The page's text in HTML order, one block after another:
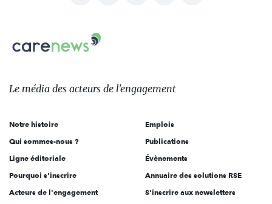
sur:
Le
des
l'engagement
Le média des acteurs de l'engagement
Notre histoire
Qui sommes-nous ?
Ligne éditoriale
Pourquoi s'inscrire
Acteurs de l'engagement
Emplois
Publications
Évènements
Annuaire des solutions RSE
S'inscrire aux newsletters